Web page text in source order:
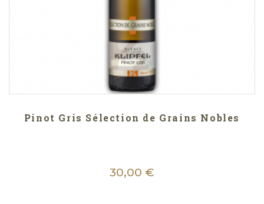
Pinot Gris Sélection de Grains Nobles
30,00 €